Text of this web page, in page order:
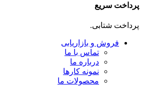
پرداخت سریع
پرداخت شتابی.
فروش و بازاریابی
تماس با ما
درباره ما
نمونه کارها
محصولات ما